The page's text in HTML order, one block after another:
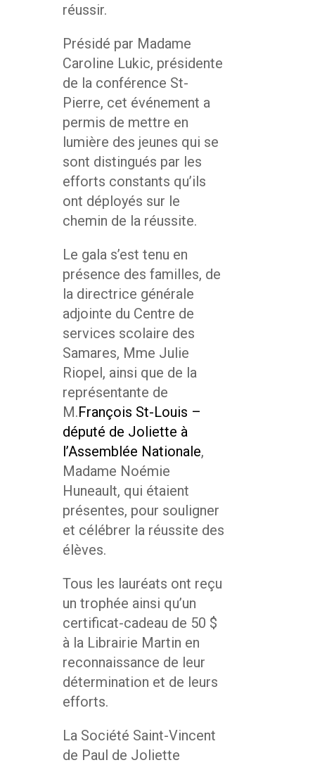
réussir.
Présidé par Madame
Caroline Lukic, présidente
de la conférence St-
Pierre, cet événement a
permis de mettre en
lumière des jeunes qui se
sont distingués par les
efforts constants qu’ils
ont déployés sur le
chemin de la réussite.
Le gala s’est tenu en
présence des familles, de
la directrice générale
adjointe du Centre de
services scolaire des
Samares, Mme Julie
Riopel, ainsi que de la
représentante de
M.François St-Louis –
député de Joliette à
l’Assemblée Nationale,
Madame Noémie
Huneault, qui étaient
présentes, pour souligner
et célébrer la réussite des
élèves.
Tous les lauréats ont reçu
un trophée ainsi qu’un
certificat-cadeau de 50 $
à la Librairie Martin en
reconnaissance de leur
détermination et de leurs
efforts.
La Société Saint-Vincent
de Paul de Joliette